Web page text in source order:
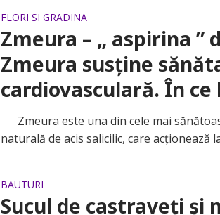
FLORI SI GRADINA
Zmeura – „ aspirina ”
Zmeura susține
cardiovasculară. În
Zmeura este una din cele mai
naturală de acis salicilic, care acționează
BAUTURI
Sucul de castraveți și